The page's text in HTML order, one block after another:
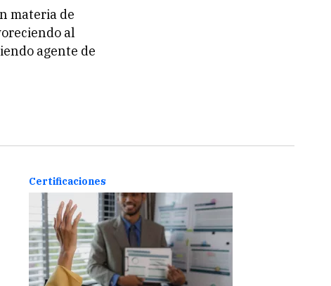
materia de
al
agente de
Certificaciones